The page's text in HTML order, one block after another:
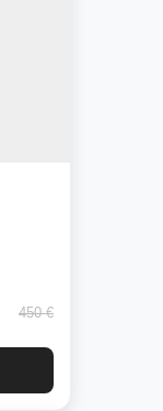
450 €